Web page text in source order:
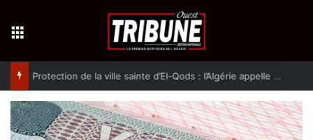
Protection de la ville sainte d’El-Qods : l’Algérie appelle à une action collective